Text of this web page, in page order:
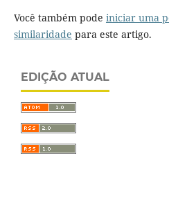
Você também pode iniciar uma
similaridade para este artigo.
EDIÇÃO ATUAL